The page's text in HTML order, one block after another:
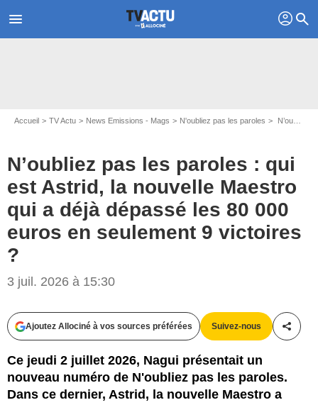
menu profil search
Accueil TV Actu News Emissions - Mags N'oubliez pas les paroles N’oubliez pas les paroles : qui est Astrid, la nouvelle Maestro qui a déjà dépassé les 80 000 euros en seulement 9 victoires ?
N’oubliez pas les paroles : qui
est Astrid, la nouvelle Maestro
qui a déjà dépassé les 80 000
euros en seulement 9 victoires
?
3 juil. 2026 à 15:30
Ajoutez Allociné à vos sources préférées Suivez-nous
Ce jeudi 2 juillet 2026, Nagui présentait un
nouveau numéro de N'oubliez pas les paroles.
Dans ce dernier, Astrid, la nouvelle Maestro a